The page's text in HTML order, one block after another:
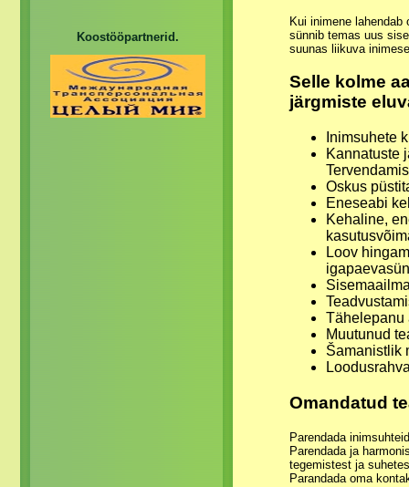
Kui inimene lahendab
sünnib temas uus
suunas liikuva
Selle kolme
järgmiste
Inimsuhete
Kannatuste
Oskus
Eneseabi
Kehaline,
Loov
Tähelepanu
Muutunud
Šamanistlik
Omandatud
Parendada
Parendada ja
tegemistest ja
Parandada oma
Koostööpartnerid.